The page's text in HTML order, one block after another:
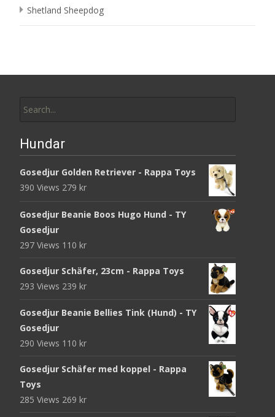
Shetland Sheepdog
for:
Hundar
Gosedjur Golden Retriever - Rappa Toys
390 Views 279 kr
Gosedjur Beanie Boos Hugo Hund - TY
Gosedjur
297 Views 110 kr
Gosedjur Schäfer, 23cm - Rappa Toys
293 Views 239 kr
Gosedjur Beanie Bellies Tink (Hund) - TY
Gosedjur
290 Views 110 kr
Gosedjur Schäfer med koppel - Rappa
Toys
285 Views 269 kr